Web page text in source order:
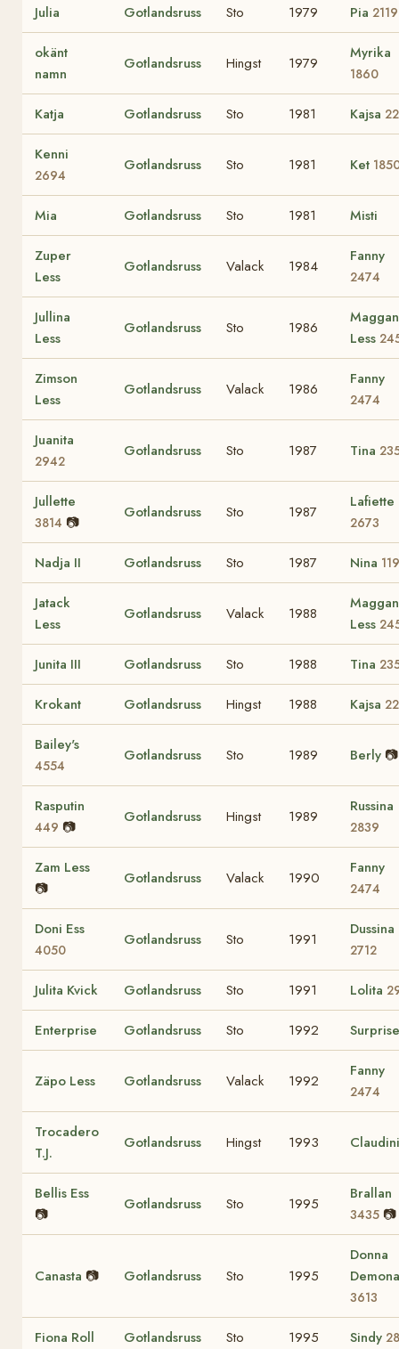
Julia Gotlandsruss Sto 1979 Pia 2119
okänt
namn
Gotlandsruss Hingst 1979
Myrika
1860
Katja Gotlandsruss Sto 1981 Kajsa
Kenni
2694
Gotlandsruss Sto 1981 Ket
Mia Gotlandsruss Sto 1981 Misti
Zuper
Less
Gotlandsruss Valack 1984
Fanny
2474
Jullina
Less
Gotlandsruss Sto 1986
Maggan
Less
Zimson
Less
Gotlandsruss Valack 1986
Fanny
2474
Juanita
2942
Gotlandsruss Sto 1987 Tina
Jullette
3814 📷
Gotlandsruss Sto 1987
Lafiette
2673
Nadja II Gotlandsruss Sto 1987 Nina
Jatack
Less
Gotlandsruss Valack 1988
Maggan
Less
Junita III Gotlandsruss Sto 1988 Tina
Krokant Gotlandsruss Hingst 1988 Kajsa
Bailey's
4554
Gotlandsruss Sto 1989 Berly 📷
Rasputin
449 📷
Gotlandsruss Hingst 1989
Russina
2839
Zam Less
📷
Gotlandsruss Valack 1990
Fanny
2474
Doni Ess
4050
Gotlandsruss Sto 1991
Dussina
2712
Julita Kvick Gotlandsruss Sto 1991 Lolita
Enterprise Gotlandsruss Sto 1992 Surprise
Zäpo Less Gotlandsruss Valack 1992
Fanny
2474
Trocadero
T.J.
Gotlandsruss Hingst 1993
Bellis Ess
📷
Gotlandsruss Sto 1995
Brallan
3435 📷
Canasta 📷 Gotlandsruss Sto 1995
Donna
Demona
3613
Fiona Roll Gotlandsruss Sto 1995 Sindy